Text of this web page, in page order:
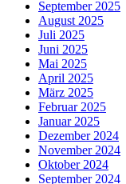
September 2025
August 2025
Juli 2025
Juni 2025
Mai 2025
April 2025
März 2025
Februar 2025
Januar 2025
Dezember 2024
November 2024
Oktober 2024
September 2024